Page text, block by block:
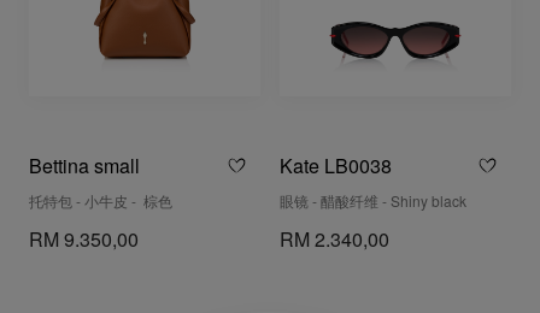
Bettina small
托特包 - 小牛皮 - 棕色
RM 9.350,00
Kate LB0038
眼镜 - 醋酸纤维 - Shiny black
RM 2.340,00